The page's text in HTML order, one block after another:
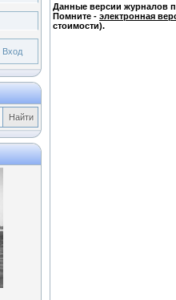
Данные версии журналов
Помните - электронная
стоимости).